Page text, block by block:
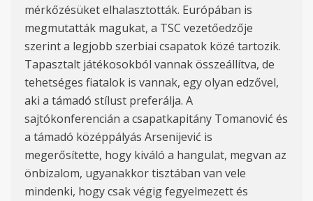
mérkőzésüket elhalasztották. Európában is
megmutatták magukat, a TSC vezetőedzője
szerint a legjobb szerbiai csapatok közé tartozik.
Tapasztalt játékosokból vannak összeállítva, de
tehetséges fiatalok is vannak, egy olyan edzővel,
aki a támadó stílust preferálja. A
sajtókonferencián a csapatkapitány Tomanović és
a támadó középpályás Arsenijević is
megerősítette, hogy kiváló a hangulat, megvan az
önbizalom, ugyanakkor tisztában van vele
mindenki, hogy csak végig fegyelmezett és